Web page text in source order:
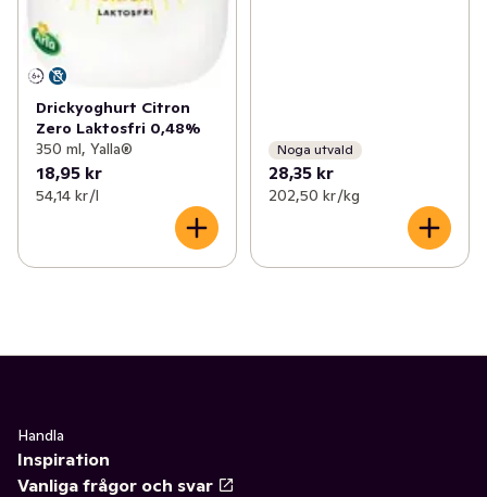
Drickyoghurt Citron
Zero Laktosfri 0,48%
350 ml, Yalla®
18,95 kr
54,14 kr /l
Noga utvald
28,35 kr
202,50 kr /kg
Handla
Inspiration
Vanliga frågor och svar